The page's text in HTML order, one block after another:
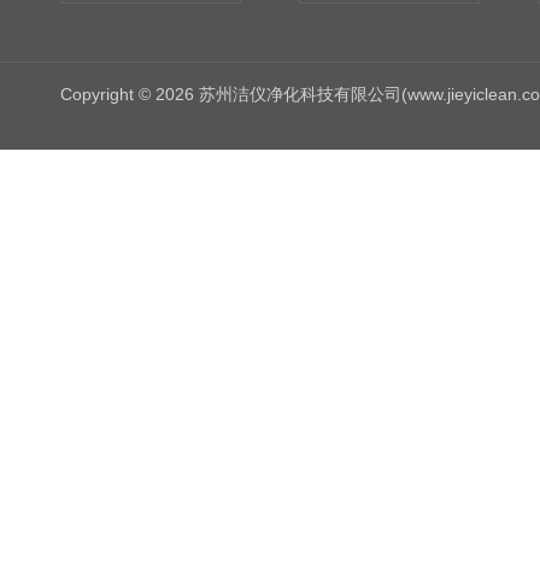
Copyright © 2026 苏州洁仪净化科技有限公司